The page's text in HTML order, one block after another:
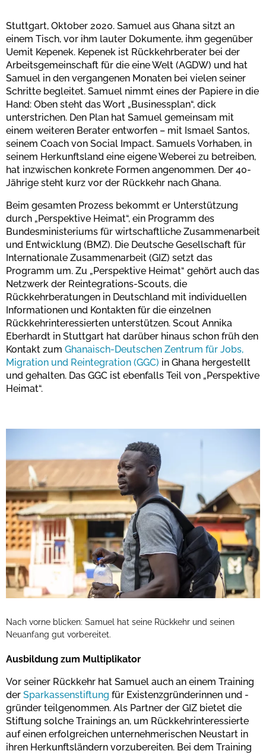
Stuttgart, Oktober 2020. Samuel aus Ghana sitzt an
einem Tisch, vor ihm lauter Dokumente, ihm gegenüber
Uemit Kepenek. Kepenek ist Rückkehrberater bei der
Arbeitsgemeinschaft für die eine Welt (AGDW) und hat
Samuel in den vergangenen Monaten bei vielen seiner
Schritte begleitet. Samuel nimmt eines der Papiere in die
Hand: Oben steht das Wort „Businessplan“, dick
unterstrichen. Den Plan hat Samuel gemeinsam mit
einem weiteren Berater entworfen – mit Ismael Santos,
seinem Coach von Social Impact. Samuels Vorhaben, in
seinem Herkunftsland eine eigene Weberei zu betreiben,
hat inzwischen konkrete Formen angenommen. Der 40-
Jährige steht kurz vor der Rückkehr nach Ghana.
Beim gesamten Prozess bekommt er Unterstützung
durch „Perspektive Heimat“, ein Programm des
Bundesministeriums für wirtschaftliche Zusammenarbeit
und Entwicklung (BMZ). Die Deutsche Gesellschaft für
Internationale Zusammenarbeit (GIZ) setzt das
Programm um. Zu „Perspektive Heimat“ gehört auch das
Netzwerk der Reintegrations-Scouts, die
Rückkehrberatungen in Deutschland mit individuellen
Informationen und Kontakten für die einzelnen
Rückkehrinteressierten unterstützen. Scout Annika
Eberhardt in Stuttgart hat darüber hinaus schon früh den
Kontakt zum Ghanaisch-Deutschen Zentrum für Jobs,
Migration und Reintegration (GGC) in Ghana hergestellt
und gehalten. Das GGC ist ebenfalls Teil von „Perspektive
Heimat“.
Nach vorne blicken: Samuel hat seine Rückkehr und seinen
Neuanfang gut vorbereitet.
Ausbildung zum Multiplikator
Vor seiner Rückkehr hat Samuel auch an einem Training
der Sparkassenstiftung für Existenzgründerinnen und -
gründer teilgenommen. Als Partner der GIZ bietet die
Stiftung solche Trainings an, um Rückkehrinteressierte
auf einen erfolgreichen unternehmerischen Neustart in
ihren Herkunftsländern vorzubereiten. Bei dem Training